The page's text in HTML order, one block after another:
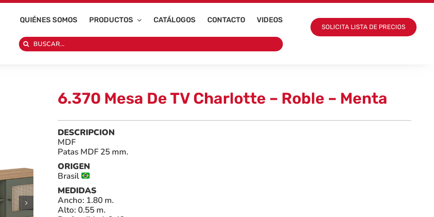
QUIÉNES SOMOS PRODUCTOS CATÁLOGOS CONTACTO VIDEOS
Search
for:
SOLICITA LISTA DE PRECIOS
6.370 Mesa De TV Charlotte – Roble – Menta
DESCRIPCION
MDF
Patas MDF 25 mm.
ORIGEN
Brasil
MEDIDAS
Ancho: 1.80 m.
Alto: 0.55 m.